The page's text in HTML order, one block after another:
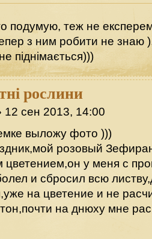
подумую, теж не
з ним робити не знаю
піднімається)))
рослини
12 сен 2013, 14:00
выложу фото )))
розовый
у меня с
и сбросил всю
на цветение и не
на днюху мне